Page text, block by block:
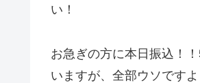
い！
お急ぎの方に本日振込！
いますが、全部ウソですよ